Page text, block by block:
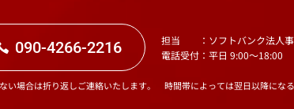
090-4266-2216 担当
：ソフトバンク法人
電話受付 ：平日 9:00～18:00
い場合は折り返しご連絡いたします。 時間帯によっては翌日以降になる